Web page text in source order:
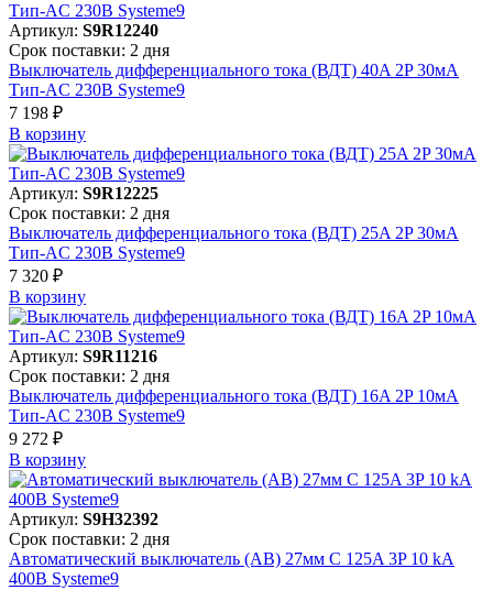
Артикул: S9R12240
Срок поставки: 2 дня
Выключатель дифференциального тока (ВДТ) 40A 2P 30мА
Тип-AC 230В Systeme9
7 198 ₽
В корзинy
Артикул: S9R12225
Срок поставки: 2 дня
Выключатель дифференциального тока (ВДТ) 25A 2P 30мА
Тип-AC 230В Systeme9
7 320 ₽
В корзинy
Артикул: S9R11216
Срок поставки: 2 дня
Выключатель дифференциального тока (ВДТ) 16A 2P 10мА
Тип-AC 230В Systeme9
9 272 ₽
В корзинy
Артикул: S9H32392
Срок поставки: 2 дня
Автоматический выключатель (АВ) 27мм C 125A 3P 10 kA
400В Systeme9